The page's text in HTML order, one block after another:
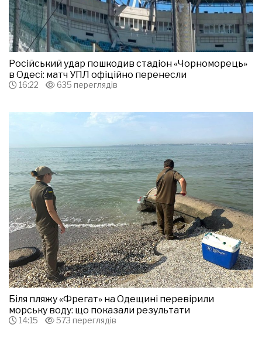
Російський удар пошкодив стадіон «Чорноморець»
в Одесі: матч УПЛ офіційно перенесли
16:22 635 переглядів
Біля пляжу «Фрегат» на Одещині перевірили
морську воду: що показали результати
14:15 573 переглядів